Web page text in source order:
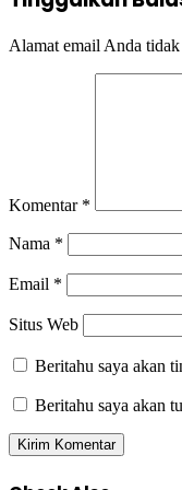
Alamat email Anda
Komentar *
Nama *
Email *
Situs Web
Beritahu saya akan
Beritahu saya akan